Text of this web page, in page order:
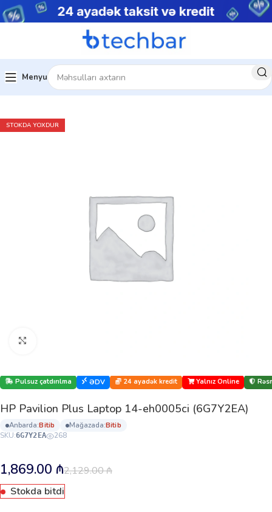
Menyu
Ev Noutbuklar Gündəlik noutbuklar
STOKDA YOXDUR
Pulsuz çatdırılma ƏDV 24 ayadək kredit Yalnız Online
HP Pavilion Plus Laptop 14-eh0005ci (6G7Y2EA)
anbarda: bi̇ti̇b mağazada: bi̇ti̇b
SKU:6G7Y2EA 268
2,129.00₼
1,869.00 ₼
Stokda bitdi